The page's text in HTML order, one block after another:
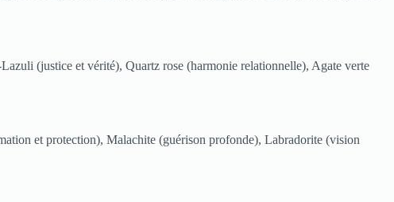
(justice et vérité), Quartz rose (harmonie relationnelle), Agate verte
et protection), Malachite (guérison profonde), Labradorite (vision